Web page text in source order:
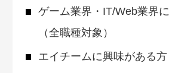
ゲーム業界・IT/Web業界
（全職種対象）
エイチームに興味がある方